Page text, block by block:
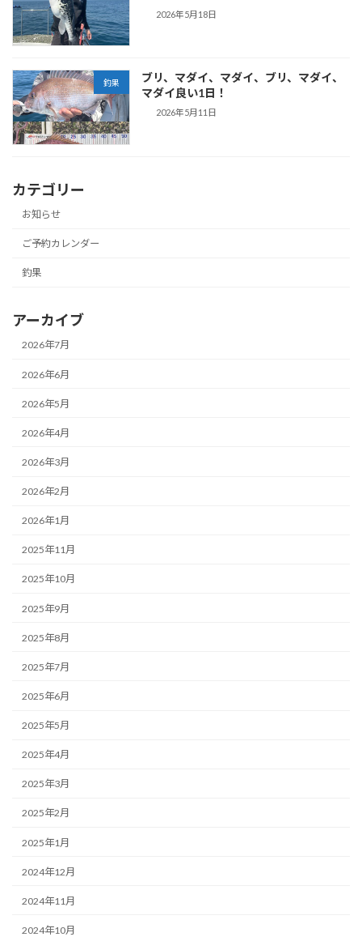
2026年5月18日
釣果
ブリ、マダイ、マダイ、ブリ、マダイ、
マダイ良い1日！
2026年5月11日
カテゴリー
お知らせ
ご予約カレンダー
釣果
アーカイブ
2026年7月
2026年6月
2026年5月
2026年4月
2026年3月
2026年2月
2026年1月
2025年11月
2025年10月
2025年9月
2025年8月
2025年7月
2025年6月
2025年5月
2025年4月
2025年3月
2025年2月
2025年1月
2024年12月
2024年11月
2024年10月